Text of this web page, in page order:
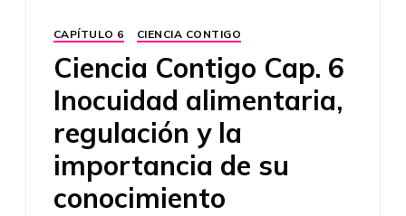
CAPÍTULO 6 CIENCIA CONTIGO
Ciencia Contigo Cap. 6
Inocuidad alimentaria,
regulación y la
importancia de su
conocimiento